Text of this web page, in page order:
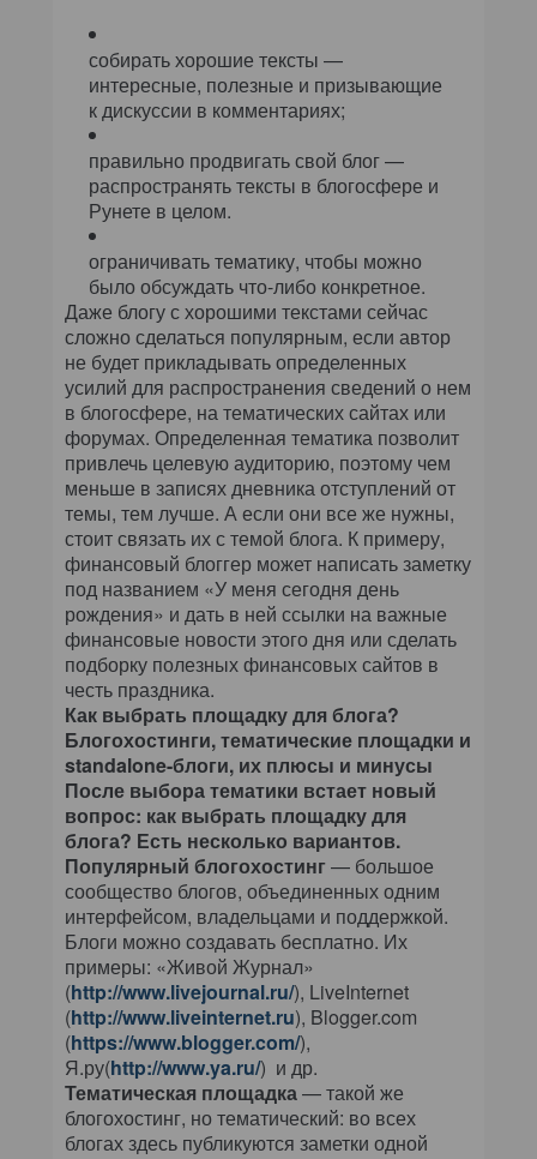
собирать хорошие тексты —
интересные, полезные и призывающие
к дискуссии в комментариях;
правильно продвигать свой блог —
распространять тексты в блогосфере и
Рунете в целом.
ограничивать тематику, чтобы можно
было обсуждать что-либо конкретное.
Даже блогу с хорошими текстами сейчас
сложно сделаться популярным, если автор
не будет прикладывать определенных
усилий для распространения сведений о нем
в блогосфере, на тематических сайтах или
форумах. Определенная тематика позволит
привлечь целевую аудиторию, поэтому чем
меньше в записях дневника отступлений от
темы, тем лучше. А если они все же нужны,
стоит связать их с темой блога. К примеру,
финансовый блоггер может написать заметку
под названием «У меня сегодня день
рождения» и дать в ней ссылки на важные
финансовые новости этого дня или сделать
подборку полезных финансовых сайтов в
честь праздника.
Как выбрать площадку для блога?
Блогохостинги, тематические площадки и
standalone-блоги, их плюсы и минусы
После выбора тематики встает новый
вопрос: как выбрать площадку для
блога? Есть несколько вариантов.
Популярный блогохостинг— большое
сообщество блогов, объединенных одним
интерфейсом, владельцами и поддержкой.
Блоги можно создавать бесплатно. Их
примеры: «Живой Журнал»
(http://www.livejournal.ru/), LiveInternet
(http://www.liveinternet.ru), Blogger.com
(https://www.blogger.com/),
Я.ру(http://www.ya.ru/) и др.
Тематическая площадка— такой же
блогохостинг, но тематический: во всех
блогах здесь публикуются заметки одной